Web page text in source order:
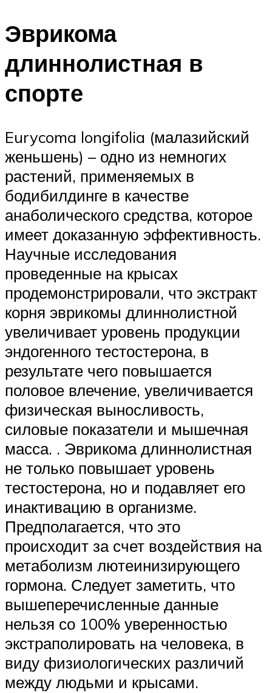
Эврикома
длиннолистная в
спорте
Eurycoma longifolia (малазийский
женьшень) – одно из немногих
растений, применяемых в
бодибилдинге в качестве
анаболического средства, которое
имеет доказанную эффективность.
Научные исследования
проведенные на крысах
продемонстрировали, что экстракт
корня эврикомы длиннолистной
увеличивает уровень продукции
эндогенного тестостерона, в
результате чего повышается
половое влечение, увеличивается
физическая выносливость,
силовые показатели и мышечная
масса. . Эврикома длиннолистная
не только повышает уровень
тестостерона, но и подавляет его
инактивацию в организме.
Предполагается, что это
происходит за счет воздействия на
метаболизм лютеинизирующего
гормона. Следует заметить, что
вышеперечисленные данные
нельзя со 100% уверенностью
экстраполировать на человека, в
виду физиологических различий
между людьми и крысами.